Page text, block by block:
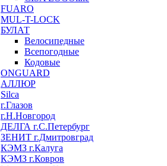
FUARO
MUL-T-LOCK
БУЛАТ
Велосипедные
Всепогодные
Кодовые
ONGUARD
АЛЛЮР
Silca
г.Глазов
г.Н.Новгород
ДЕЛГА г.С.Петербург
ЗЕНИТ г.Дмитровград
КЭМЗ г.Калуга
КЭМЗ г.Ковров